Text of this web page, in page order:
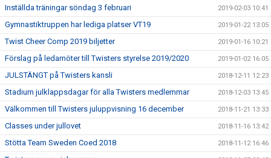
Inställda träningar söndag 3 februari 2019-02-03 10:41
Gymnastiktruppen har lediga platser VT19 2019-01-22 13:05
Twist Cheer Comp 2019 biljetter 2019-01-16 10:21
Förslag på ledamöter till Twisters styrelse 2019/2020 2019-01-02 16:05
JULSTÄNGT på Twisters kansli 2018-12-11 12:23
Stadium julklappsdagar för alla Twisters medlemmar 2018-12-03 13:45
Välkommen till Twisters juluppvisning 16 december 2018-11-21 13:33
Classes under jullovet 2018-11-16 13:42
Stötta Team Sweden Coed 2018 2018-11-12 16:46